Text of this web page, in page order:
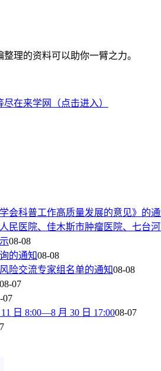
理的资料可以助你一臂之力。
在来学网（点击进入）
会科普工作高质量发展的意见》的通
民医院、佳木斯市肿瘤医院、七台
08-08
的通知08-08
险交流专家组名单的通知08-08
08-07
07
日 8:00—8 月 30 日 17:0008-07